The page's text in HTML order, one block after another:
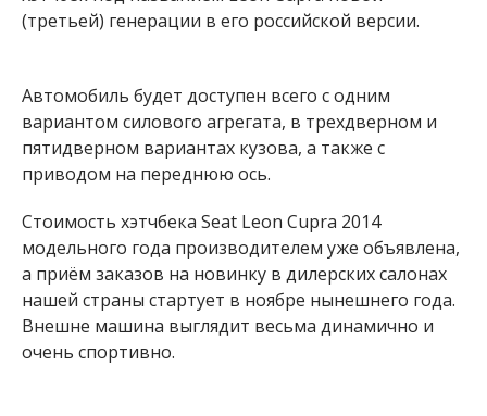
(третьей) генерации в его российской версии.
Автомобиль будет доступен всего с одним
вариантом силового агрегата, в трехдверном и
пятидверном вариантах кузова, а также с
приводом на переднюю ось.
Стоимость хэтчбека Seat Leon Cupra 2014
модельного года производителем уже объявлена,
а приём заказов на новинку в дилерских салонах
нашей страны стартует в ноябре нынешнего года.
Внешне машина выглядит весьма динамично и
очень спортивно.